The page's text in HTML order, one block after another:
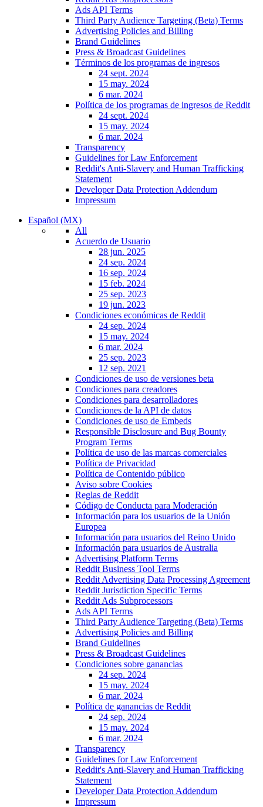
Ads API Terms
Third Party Audience Targeting (Beta) Terms
Advertising Policies and Billing
Brand Guidelines
Press & Broadcast Guidelines
Términos de los programas de ingresos
24 sept. 2024
15 may. 2024
6 mar. 2024
Política de los programas de ingresos de Reddit
24 sept. 2024
15 may. 2024
6 mar. 2024
Transparency
Guidelines for Law Enforcement
Reddit's Anti-Slavery and Human Trafficking
Statement
Developer Data Protection Addendum
Impressum
Español (MX)
All
Acuerdo de Usuario
28 jun. 2025
24 sep. 2024
16 sep. 2024
15 feb. 2024
25 sep. 2023
19 jun. 2023
Condiciones económicas de Reddit
24 sep. 2024
15 may. 2024
6 mar. 2024
25 sep. 2023
12 sep. 2021
Condiciones de uso de versiones beta
Condiciones para creadores
Condiciones para desarrolladores
Condiciones de la API de datos
Condiciones de uso de Embeds
Responsible Disclosure and Bug Bounty
Program Terms
Política de uso de las marcas comerciales
Política de Privacidad
Política de Contenido público
Aviso sobre Cookies
Reglas de Reddit
Código de Conducta para Moderación
Información para los usuarios de la Unión
Europea
Información para usuarios del Reino Unido
Información para usuarios de Australia
Advertising Platform Terms
Reddit Business Tool Terms
Reddit Advertising Data Processing Agreement
Reddit Jurisdiction Specific Terms
Reddit Ads Subprocessors
Ads API Terms
Third Party Audience Targeting (Beta) Terms
Advertising Policies and Billing
Brand Guidelines
Press & Broadcast Guidelines
Condiciones sobre ganancias
24 sep. 2024
15 may. 2024
6 mar. 2024
Política de ganancias de Reddit
24 sep. 2024
15 may. 2024
6 mar. 2024
Transparency
Guidelines for Law Enforcement
Reddit's Anti-Slavery and Human Trafficking
Statement
Developer Data Protection Addendum
Impressum